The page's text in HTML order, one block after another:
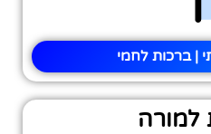
| ברכות לחמי
למורה